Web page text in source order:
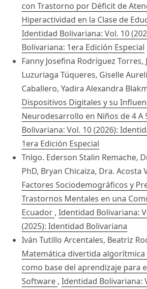
con Trastorno por Déficit de
Hiperactividad en la Clase de
Identidad Bolivariana: Vol. 10
Bolivariana: 1era Edición Especial
Fanny Josefina Rodríguez Torres,
Luzuriaga Túqueres, Giselle
Caballero, Yadira Alexandra
Dispositivos Digitales y su
Neurodesarrollo en Niños de 4 A
Bolivariana: Vol. 10 (2026):
1era Edición Especial
Tnlgo. Ederson Stalin Remache,
PhD, Bryan Chicaiza, Dra. Acosta
Factores Sociodemográficos y
Trastornos Mentales en una
Ecuador , Identidad Bolivariana:
(2025): Identidad Bolivariana
Iván Tutillo Arcentales, Beatriz
Matemática divertida algorítmica
como base del aprendizaje para
Software , Identidad Bolivariana: